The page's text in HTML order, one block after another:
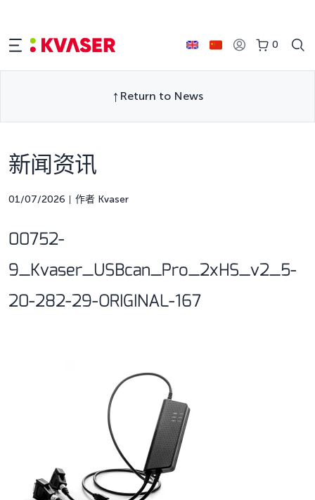
0
Return to News
新闻资讯
01/07/2026 作者 Kvaser
00752-
9_Kvaser_USBcan_Pro_2xHS_v2_5-
20-282-29-ORIGINAL-167